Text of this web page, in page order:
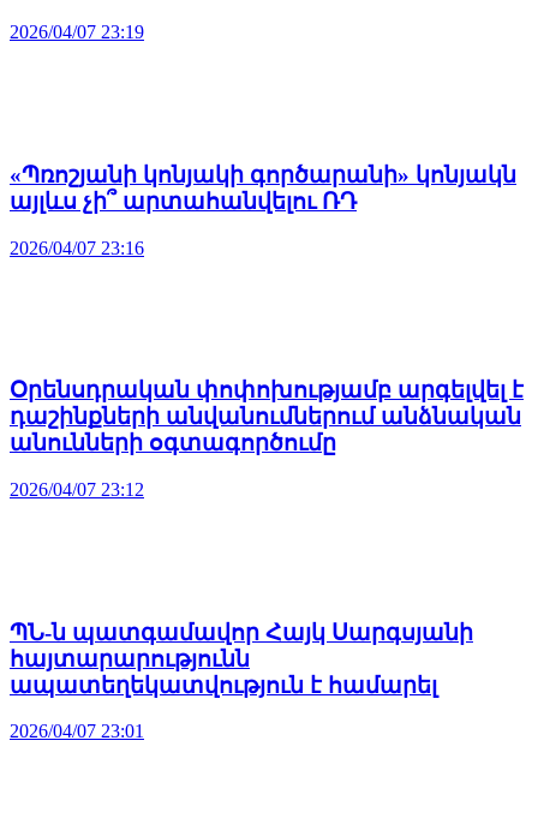
2026/04/07 23:19
«Պռոշյանի կոնյակի գործարանի» կոնյակն
այլևս չի՞ արտահանվելու ՌԴ
2026/04/07 23:16
Օրենսդրական փոփոխությամբ արգելվել է
դաշինքների անվանումներում անձնական
անունների օգտագործումը
2026/04/07 23:12
ՊՆ-ն պատգամավոր Հայկ Սարգսյանի
հայտարարությունն
ապատեղեկատվություն է համարել
2026/04/07 23:01